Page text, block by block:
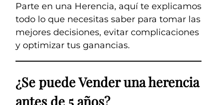
Parte en una Herencia, aquí te explicamos
todo lo que necesitas saber para tomar las
mejores decisiones, evitar complicaciones
y optimizar tus ganancias.
¿Se puede Vender una herencia
antes de 5 años?